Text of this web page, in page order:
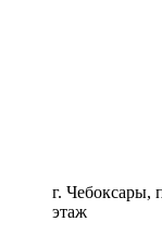
г. Чебоксары,
этаж